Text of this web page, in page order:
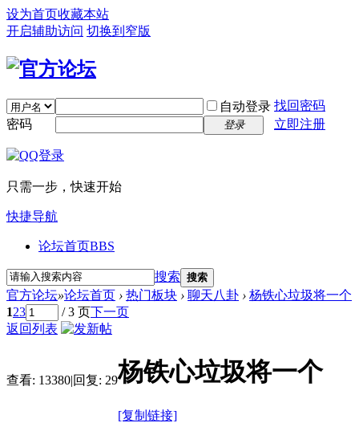
设为首页收藏本站
开启辅助访问 切换到窄版
自动登录 找回密码
密码
登录 立即注册
只需一步，快速开始
快捷导航
论坛首页BBS
搜索 搜索
官方论坛»论坛首页 › 热门板块 › 聊天八卦 › 杨铁心垃圾将一个
123 / 3 页下一页
返回列表
查看: 13380|回复: 29杨铁心垃圾将一个
[复制链接]